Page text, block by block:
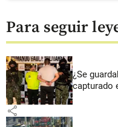
Para seguir
¿Se
capturado
share